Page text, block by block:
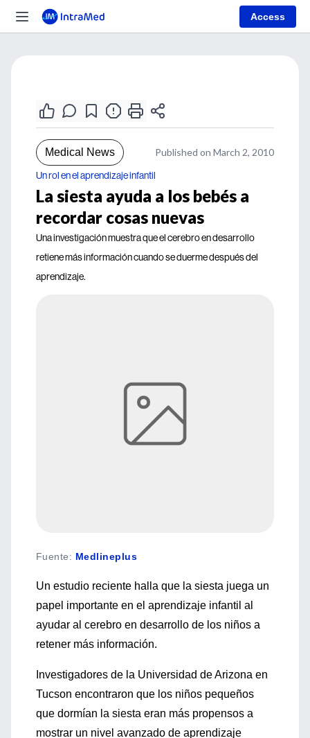
Access
Medical News Published on March 2, 2010
Un rol en el aprendizaje infantil
La siesta ayuda a los bebés a
recordar cosas nuevas
Una investigación muestra que el cerebro en desarrollo
retiene más información cuando se duerme después del
aprendizaje.
Fuente: Medlineplus
Un estudio reciente halla que la siesta juega un
papel importante en el aprendizaje infantil al
ayudar al cerebro en desarrollo de los niños a
retener más información.
Investigadores de la Universidad de Arizona en
Tucson encontraron que los niños pequeños
que dormían la siesta eran más propensos a
mostrar un nivel avanzado de aprendizaje